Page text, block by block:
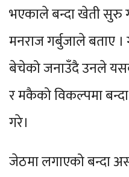
भएकाले बन्दा खेती सुरु
मनराज गर्बुजाले बताए
बेचेको जनाउँदै उनले
र मकैको विकल्पमा
गरे।
जेठमा लगाएको बन्दा